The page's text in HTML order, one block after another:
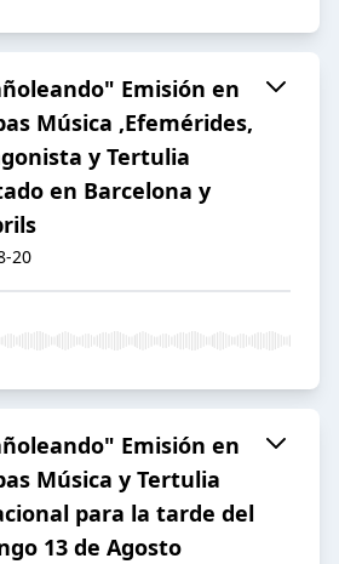
Emisión en
Música ,Efemérides,
y Tertulia
en Barcelona y
20
Emisión en
Música y Tertulia
para la tarde del
13 de Agosto